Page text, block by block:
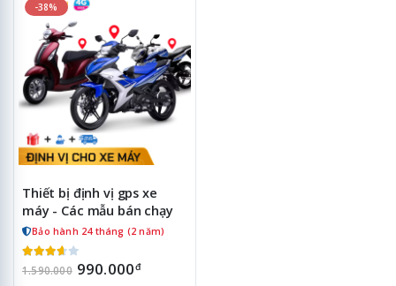
-38%
Thiết bị định vị gps xe
máy - Các mẫu bán chạy
Bảo hành 24 tháng (2 năm)
1.590.000 990.000đ